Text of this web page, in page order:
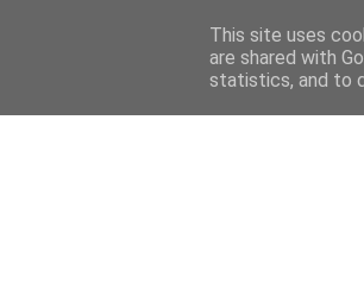
Home
This site uses
are shared with
statistics, and to